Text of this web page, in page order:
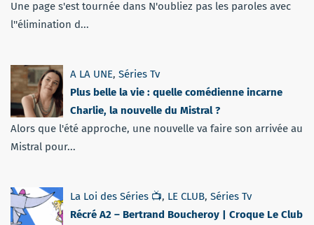
Une page s'est tournée dans N'oubliez pas les paroles avec
l''élimination d...
A LA UNE, Séries Tv
Plus belle la vie : quelle comédienne incarne
Charlie, la nouvelle du Mistral ?
Alors que l'été approche, une nouvelle va faire son arrivée au
Mistral pour...
La Loi des Séries 📺, LE CLUB, Séries Tv
Récré A2 – Bertrand Boucheroy | Croque Le Club